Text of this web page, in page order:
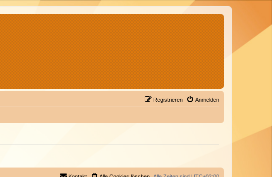
Anmelden
Registrieren